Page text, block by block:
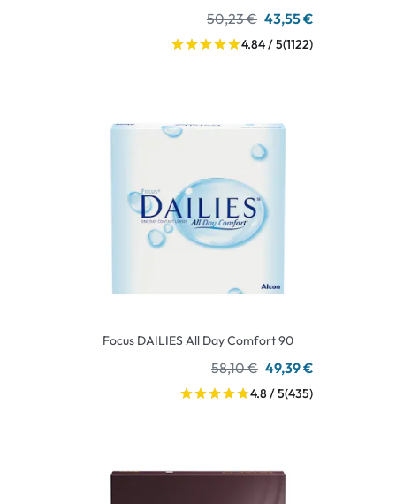
50,23 € 43,55 €
4.84 / 5(1122)
Focus DAILIES All Day Comfort 90
58,10 € 49,39 €
4.8 / 5(435)